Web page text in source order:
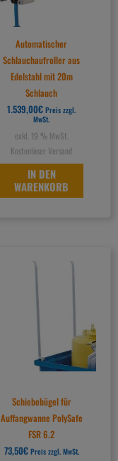
Automatischer
Schlauchaufroller aus
Edelstahl mit 20m
Schlauch
1.539,00€ Preis zzgl.
MwSt.
exkl. 19 % MwSt.
Kostenloser Versand
IN DEN
WARENKORB
Schiebebügel für
Auffangwanne PolySafe
FSR 6.2
73,50€ Preis zzgl. MwSt.